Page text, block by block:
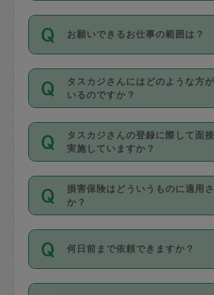
リカ、au WALLETなど）は支
銀行振込や現金払いも対応して
なお、タスカジさんの交通費
金のご請求と合わせてお支払い
動計算で表示されます。
りに、一定数を超えたキャン
（例：毎週定期の場合は３回
ンセルが有償（1200円、隔週
は２回以上のキャンセルが有
時間帯は3種類あります。い
たり３時間です。
・ＡＭ ９時～１２時
・ＰＭ １３時～１６時
・夜 １８時～２１時
開始時間を２時間前後変更する
能です。依頼送信後、個別に
んにメッセージを送り調整し
い。ただし、２時間を越えての
時間も被らない場合、損害保険
お願いできるお仕事の範囲は？
掃除、整理収納、洗濯、買い
作り置きです。タスカジさんに
きる仕事の範囲が異なります
する前にタスカジさんのプロ
確認してください。
基本的に、高所での作業や危
外での作業は対象外です。
タスカジさんにはどのような方
いるのですか？
主婦として長年の家事経験を
方、栄養士・調理師といった資
育園や学校の給食やレストラ
係の専門職に従事されていた方
すでにハウスキーパーや英語の
てお仕事をしているフィリピ
社員など様々なバックグラウン
登録しています。
タスカジさんの登録に際して面
実施していますか？
応募の際に、各自事務局との
を行っています。その後、身分
写真提出をしていただいてい
確認しています。タスカジさん
ング動画を使ったセルフトレ
損害保険はどういうものに適用
か？
依頼者とタスカジさんとの間
を通して成立した作業時間内で
適用されます。作業範囲は、
何日前まで依頼できますか？
ご依頼は、現在を起点に3日